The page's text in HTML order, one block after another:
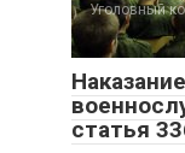
Уголовный
статья